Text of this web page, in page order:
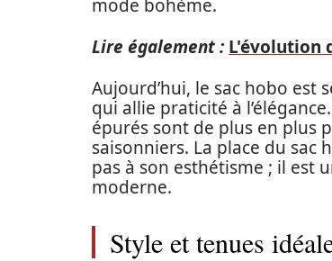
mode bohème.
Lire également : L'évolution
Aujourd’hui, le sac hobo est
qui allie praticité à
épurés sont de plus en plus
saisonniers. La place du
pas à son esthétisme ; il est
moderne.
Style et tenues